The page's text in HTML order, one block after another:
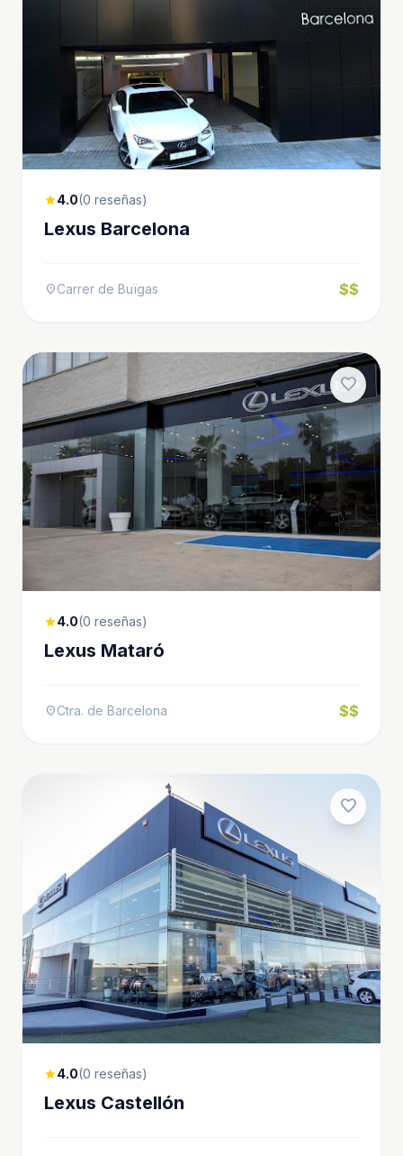
star4.0(0 reseñas)
Lexus Barcelona
location_onCarrer de Buïgas $$
favorite
star4.0(0 reseñas)
Lexus Mataró
location_onCtra. de Barcelona $$
favorite
star4.0(0 reseñas)
Lexus Castellón